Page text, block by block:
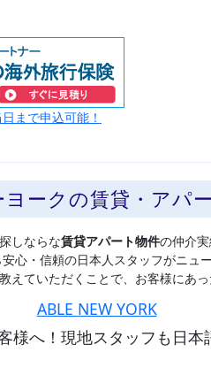
まで申込可能！
ークの賃貸・アパ
しならな賃貸アパート物件の仲介
心・信頼の日本人スタッフがニュ
えていただくことで、お客様にあ
ABLE NEW YORK
様へ！現地スタッフも日